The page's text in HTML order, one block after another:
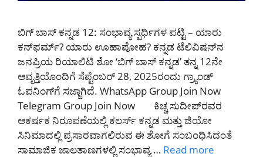
ಬಿಗ್ ಬಾಸ್ ಕನ್ನಡ 12: ಸಂಭಾವ್ಯ ಸ್ಪರ್ಧಿಗಳ ಪಟ್ಟಿ – ಯಾರು
ಕನ್‌ಫರ್ಮ್? ಯಾರು ಊಹಾಪೋಹ? ಕನ್ನಡ ಟೆಲಿವಿಷನ್‌ನ
ಜನಪ್ರಿಯ ರಿಯಾಲಿಟಿ ಶೋ ‘ಬಿಗ್ ಬಾಸ್ ಕನ್ನಡ’ ತನ್ನ 12ನೇ
ಆವೃತ್ತಿಯೊಂದಿಗೆ ಸೆಪ್ಟೆಂಬರ್ 28, 2025ರಂದು ಗ್ರ್ಯಾಂಡ್
ಓಪನಿಂಗ್‌ಗೆ ಸಜ್ಜಾಗಿದೆ. WhatsApp Group Join Now
Telegram Group Join Now ಕಿಚ್ಚ ಸುದೀಪ್‌ರವರ
ಆಕರ್ಷಕ ನಿರೂಪಣೆಯಲ್ಲಿ ಕಲರ್ಸ್ ಕನ್ನಡ ಮತ್ತು ಜಿಯೋ
ಸಿನಿಮಾದಲ್ಲಿ ಪ್ರಸಾರವಾಗಲಿರುವ ಈ ಶೋಗೆ ಸಂಬಂಧಿಸಿದಂತೆ
ಸಾಮಾಜಿಕ ಜಾಲತಾಣಗಳಲ್ಲಿ ಸಂಭಾವ್ಯ … Read more